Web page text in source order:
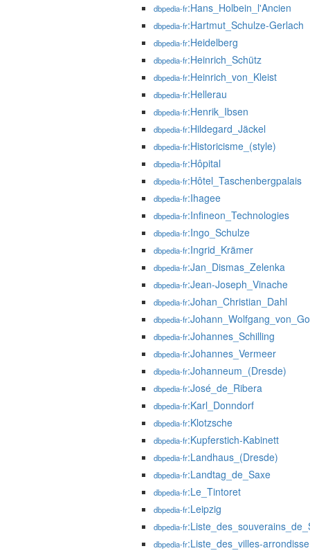
dbpedia-fr:Hans_Holbein_l'Ancien
dbpedia-fr:Hartmut_Schulze-Gerlach
dbpedia-fr:Heidelberg
dbpedia-fr:Heinrich_Schütz
dbpedia-fr:Heinrich_von_Kleist
dbpedia-fr:Hellerau
dbpedia-fr:Henrik_Ibsen
dbpedia-fr:Hildegard_Jäckel
dbpedia-fr:Historicisme_(style)
dbpedia-fr:Hôpital
dbpedia-fr:Hôtel_Taschenbergpalais
dbpedia-fr:Ihagee
dbpedia-fr:Infineon_Technologies
dbpedia-fr:Ingo_Schulze
dbpedia-fr:Ingrid_Krämer
dbpedia-fr:Jan_Dismas_Zelenka
dbpedia-fr:Jean-Joseph_Vinache
dbpedia-fr:Johan_Christian_Dahl
dbpedia-fr
dbpedia-fr:Johannes_Schilling
dbpedia-fr:Johannes_Vermeer
dbpedia-fr:Johanneum_(Dresde)
dbpedia-fr:José_de_Ribera
dbpedia-fr:Karl_Donndorf
dbpedia-fr:Klotzsche
dbpedia-fr:Kupferstich-Kabinett
dbpedia-fr:Landhaus_(Dresde)
dbpedia-fr:Landtag_de_Saxe
dbpedia-fr:Le_Tintoret
dbpedia-fr:Leipzig
dbpedia-fr
dbpedia-fr:Liste_des_villes-